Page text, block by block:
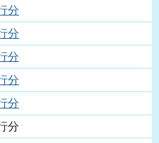
分
分
分
分
分
分